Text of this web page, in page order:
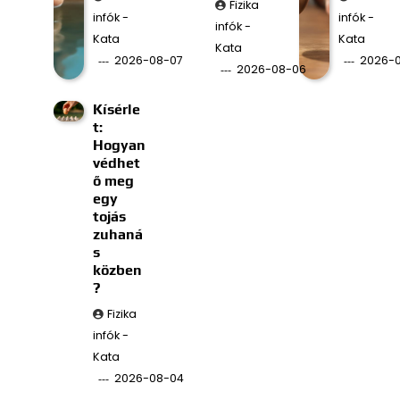
infók -
Kata
2026-08-07
Fizika
infók -
Kata
2026-08-06
infók -
Kata
2026-
Kísérle
t:
Hogyan
védhet
ő meg
egy
tojás
zuhaná
s
közben
?
Fizika
infók -
Kata
2026-08-04